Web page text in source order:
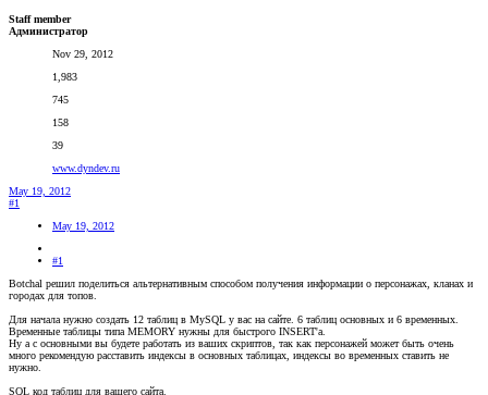
Staff member
Администратор
Nov 29, 2012
1,983
745
158
39
www.dyndev.ru
May 19, 2012
#1
May 19, 2012
#1
Botchal решил поделиться альтернативным способом получения информации о персонажах, кланах и
городах для топов.
Для начала нужно создать 12 таблиц в MySQL у вас на сайте. 6 таблиц основных и 6 временных.
Временные таблицы типа MEMORY нужны для быстрого INSERT'a.
Ну а с основными вы будете работать из ваших скриптов, так как персонажей может быть очень
много рекомендую расставить индексы в основных таблицах, индексы во временных ставить не
нужно.
SQL код таблиц для вашего сайта.